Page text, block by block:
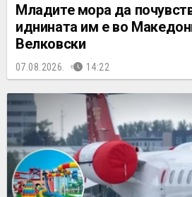
Младите мора да
иднината им е во
Велковски
07.08.2026. 14:22